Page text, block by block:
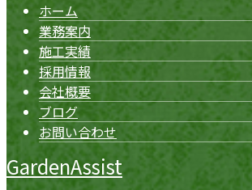
ホーム
業務案内
施工実績
採用情報
会社概要
ブログ
お問い合わせ
GardenAssist